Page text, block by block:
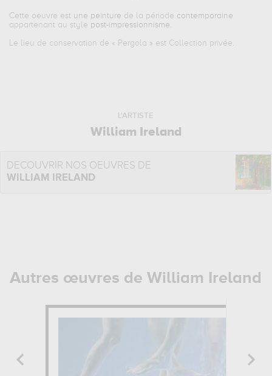
Cette oeuvre est une peinture de la période contemporaine
appartenant au style post-impressionnisme.
Le lieu de conservation de « Pergola » est Collection privée.
L'ARTISTE
William Ireland
DÉCOUVRIR NOS OEUVRES DE
WILLIAM IRELAND
Autres œuvres de William Ireland